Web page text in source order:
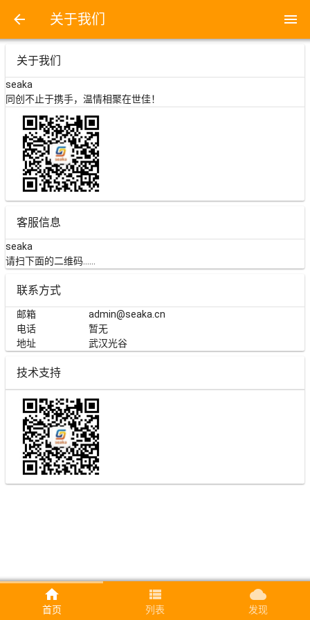
home
首页
view_list
列表
cloud
发现
person 世佳同创 menu
menu 产品服务
信息服务
信息咨询、开发运维、建站备案等
共享办公 2020-03-23
办公租赁、设备租赁、会务服务等
系统开发
系统定制、集成开发、交互设计等
全能营销 2018-12-16
网络营销、移动营销、直投营销等
关于我们 menu
关于我们
seaka
同创不止于携手，温情相聚在世佳！
客服信息
seaka
请扫下面的二维码……
联系方式
邮箱
admin@seaka.cn
电话
暂无
地址
武汉光谷
技术支持